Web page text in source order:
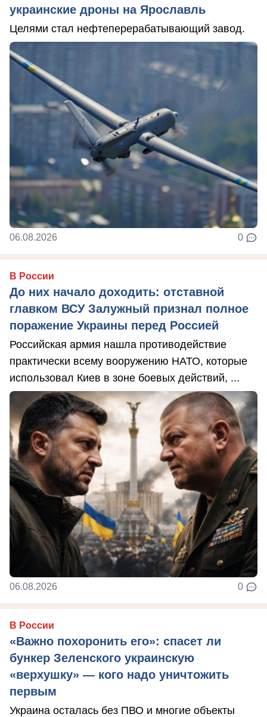
украинские дроны на Ярославль
Целями стал нефтеперерабатывающий завод.
06.08.2026 0
В России
До них начало доходить: отставной
главком ВСУ Залужный признал полное
поражение Украины перед Россией
Российская армия нашла противодействие
практически всему вооружению НАТО, которые
использовал Киев в зоне боевых действий, ...
06.08.2026 0
В России
«Важно похоронить его»: спасет ли
бункер Зеленского украинскую
«верхушку» — кого надо уничтожить
первым
Украина осталась без ПВО и многие объекты